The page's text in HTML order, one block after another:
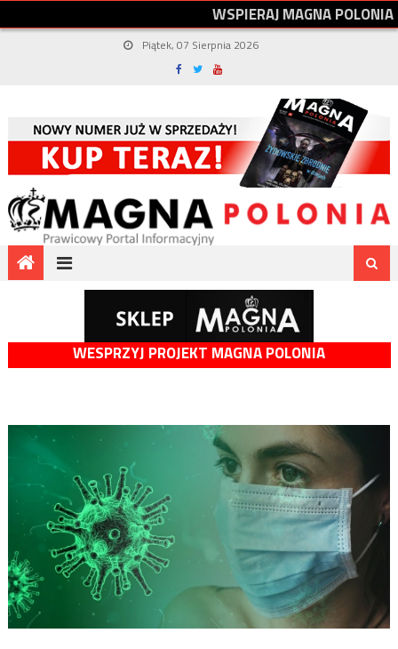
WSPIERAJMAGNAPOLONIA
Piątek, 07 Sierpnia 2026
WESPRZYJ PROJEKT MAGNA POLONIA